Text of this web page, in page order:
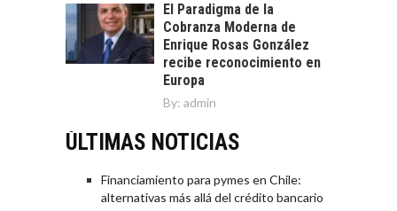
El Paradigma de la
Cobranza Moderna de
Enrique Rosas González
recibe reconocimiento en
Europa
By: admin
ÚLTIMAS NOTICIAS
Financiamiento para pymes en Chile:
alternativas más allá del crédito bancario